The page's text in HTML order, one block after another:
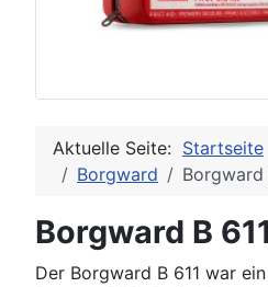
Aktuelle Seite: Startseite
Borgward
Borgward
Borgward B 611
Der Borgward B 611 war